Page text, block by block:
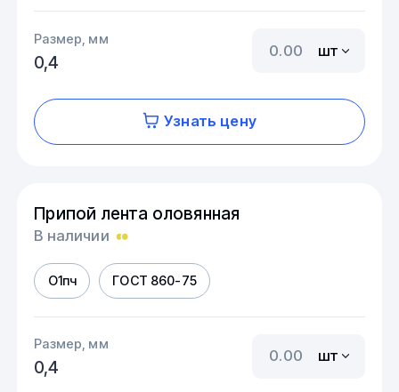
Размер, мм
0,4
шт
Узнать цену
Припой лента оловянная
В наличии
О1пч ГОСТ 860-75
Размер, мм
0,4
шт